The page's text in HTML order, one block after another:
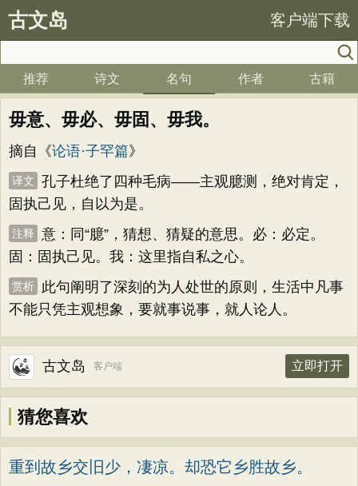
古文岛 客户端下载
推荐 诗文 名句 作者 古籍
毋意、毋必、毋固、毋我。
摘自《论语·子罕篇》
译文
孔子杜绝了四种毛病——主观臆测，绝对肯定，
固执己见，自以为是。
注释
意：同“臆”，猜想、猜疑的意思。必：必定。
固：固执己见。我：这里指自私之心。
赏析
此句阐明了深刻的为人处世的原则，生活中凡事
不能只凭主观想象，要就事说事，就人论人。
古文岛 客户端 立即打开
猜您喜欢
重到故乡交旧少，凄凉。却恐它乡胜故乡。